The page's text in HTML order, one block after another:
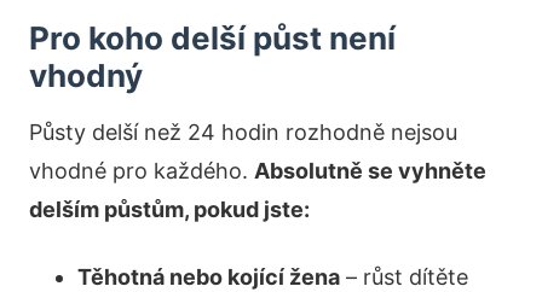
Pro koho delší půst není
vhodný
Půsty delší než 24 hodin rozhodně nejsou
vhodné pro každého. Absolutně se vyhněte
delším půstům, pokud jste:
Těhotná nebo kojící žena – růst dítěte